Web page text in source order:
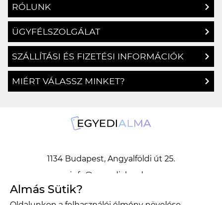
RÓLUNK
ÜGYFÉLSZOLGÁLAT
SZÁLLÍTÁSI ÉS FIZETÉSI INFORMÁCIÓK
MIÉRT VÁLASSZ MINKET?
1134 Budapest, Angyalföldi út 25.
info@egyedialma.hu
Almás Sütik?